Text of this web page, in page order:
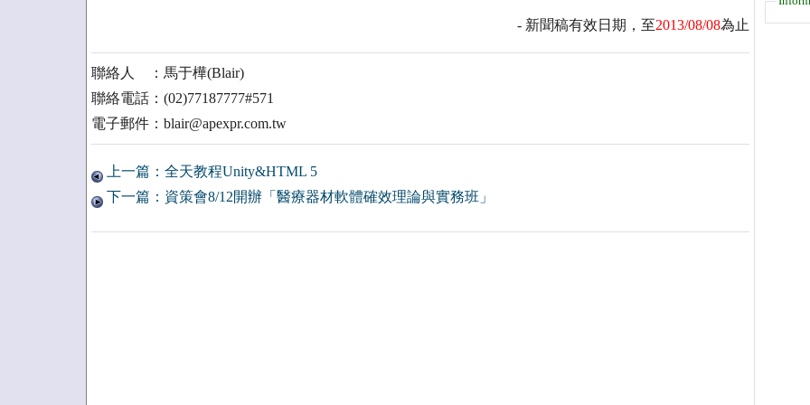
- 新聞稿有效日期，至2013/08/08為止
聯絡人 ：馬于樺(Blair)
聯絡電話：(02)77187777#571
電子郵件：blair@apexpr.com.tw
上一篇：全天教程Unity&HTML 5
下一篇：資策會8/12開辦「醫療器材軟體確效理論與實務班」